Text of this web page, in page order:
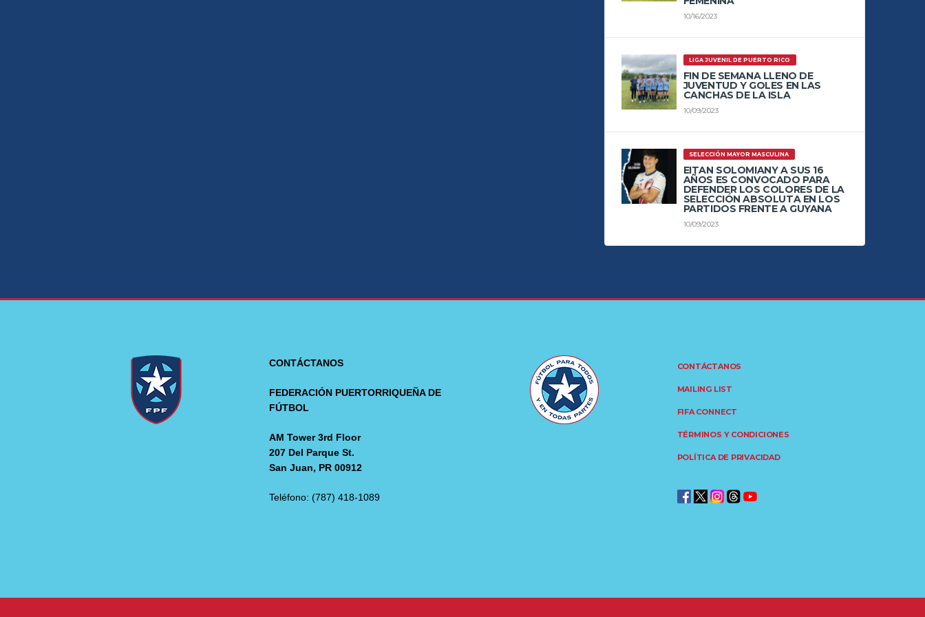
10/16/2023
LIGA JUVENIL DE PUERTO RICO
FIN DE SEMANA LLENO DE
JUVENTUD Y GOLES EN LAS
CANCHAS DE LA ISLA
10/09/2023
SELECCIÓN MAYOR MASCULINA
EITAN SOLOMIANY A SUS 16
AÑOS ES CONVOCADO PARA
DEFENDER LOS COLORES DE LA
SELECCIÓN ABSOLUTA EN LOS
PARTIDOS FRENTE A GUYANA
10/09/2023
CONTÁCTANOS
FEDERACIÓN PUERTORRIQUEÑA DE
FÚTBOL
AM Tower 3rd Floor
207 Del Parque St.
San Juan, PR 00912
Teléfono: (787) 418-1089
CONTÁCTANOS
MAILING LIST
FIFA CONNECT
TÉRMINOS Y CONDICIONES
POLÍTICA DE PRIVACIDAD